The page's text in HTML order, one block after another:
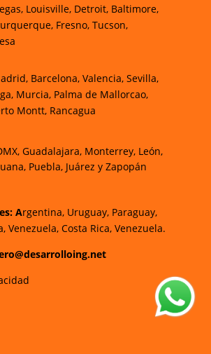
Louisville, Detroit, Baltimore,
Fresno, Tucson,
Barcelona, Valencia, Sevilla,
Murcia, Palma de Mallorcao,
Montt, Rancagua
Guadalajara, Monterrey, León,
Puebla, Juárez y Zapopán
Argentina, Uruguay, Paraguay,
Venezuela, Costa Rica, Venezuela.
w